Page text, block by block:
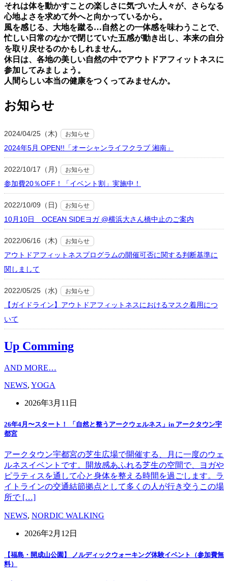
それは体を動かすことの楽しさに気づいた⼈々が、さらなる
⼼地よさを求めて外へと向かっているから。
⾵を感じる、⼤地を蹴る…⾃然との⼀体感を味わうことで、
忙しい⽇常のなかで閉じていた五感が動き出し、本来の⾃分
を取り戻せるのかもしれません。
休⽇は、各地の美しい⾃然の中でアウトドアフィットネスに
参加してみましょう。
⼈間らしい本当の健康をつくってみませんか。
お知らせ
2024/04/25（木) お知らせ
2024年5月 OPEN!!「オーシャンライフクラブ 湘南」
2022/10/17（月) お知らせ
参加費20％OFF！「イベント割」実施中！
2022/10/09（日) お知らせ
10月10日 OCEAN SIDEヨガ @横浜大さん橋中止のご案内
2022/06/16（木) お知らせ
アウトドアフィットネスプログラムの開催可否に関する判断基準に
関しまして
2022/05/25（水) お知らせ
【ガイドライン】アウトドアフィットネスにおけるマスク着用につ
いて
Up Comming
AND MORE…
NEWS, YOGA
2026年3月11日
26年4月〜スタート！ 「自然と整うアークウェルネス」in アークタウン宇
都宮
アークタウン宇都宮の芝生広場で開催する、月に一度のウェ
ルネスイベントです。開放感あふれる芝生の空間で、ヨガや
ピラティスを通して心と身体を整える時間を過ごします。ラ
イトラインの交通結節拠点として多くの人が行き交うこの場
所で […]
NEWS, NORDIC WALKING
2026年2月12日
【福島・開成山公園】 ノルディックウォーキング体験イベント（参加費無
料）